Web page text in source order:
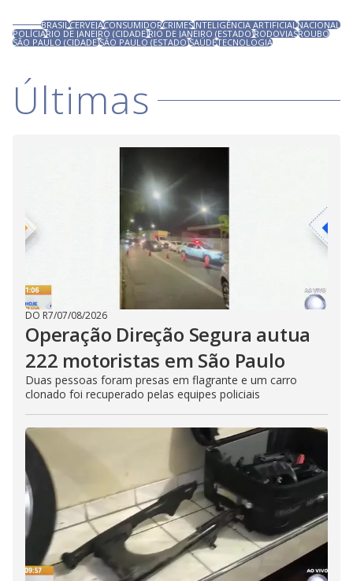
BRASILCERVEJACONSUMIDORCRIMESINTELIGÊNCIA ARTIFICIALNACIONAL
POLÍCIARIO DE JANEIRO (CIDADE)RIO DE JANEIRO (ESTADO)RODOVIASROUBO
SÃO PAULO (CIDADE)SÃO PAULO (ESTADO)SAÚDETECNOLOGIA
Últimas
DO R7/07/08/2026
Operação Direção Segura autua
222 motoristas em São Paulo
Duas pessoas foram presas em flagrante e um carro
clonado foi recuperado pelas equipes policiais